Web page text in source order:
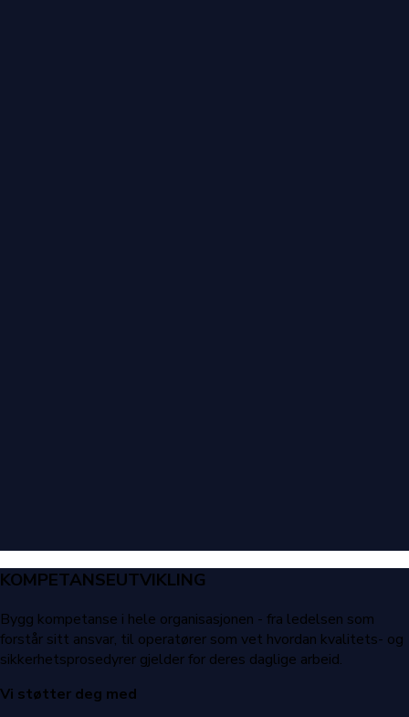
KOMPETANSEUTVIKLING
Bygg kompetanse i hele organisasjonen - fra ledelsen som
forstår sitt ansvar, til operatører som vet hvordan kvalitets- og
sikkerhetsprosedyrer gjelder for deres daglige arbeid.
Vi støtter deg med